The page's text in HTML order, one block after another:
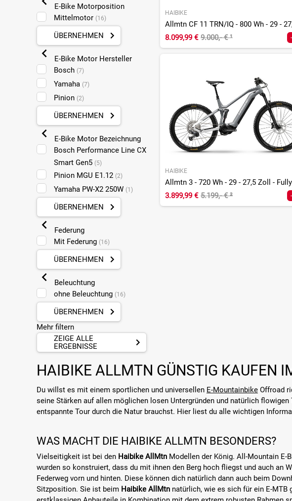
E-Bike Motorposition
Mittelmotor (16)
ÜBERNEHMEN
E-Bike Motor Hersteller
Bosch (7)
Yamaha (7)
Pinion (2)
ÜBERNEHMEN
E-Bike Motor Bezeichnung
Bosch Performance Line CX
Smart Gen5 (5)
Pinion MGU E1.12 (2)
Yamaha PW-X2 250W (1)
ÜBERNEHMEN
Federung
Mit Federung (16)
ÜBERNEHMEN
Beleuchtung
ohne Beleuchtung (16)
ÜBERNEHMEN
Mehr filtern
ZEIGE ALLE
ERGEBNISSE
HAIBIKE
8.099,99 € 9.000,- €¹
HAIBIKE
Allmtn 3 - 720 Wh - 29 - 27,5 Zoll - Fully
3.899,99 € 5.199,- €²
HAIBIKE ALLMTN GÜNSTIG KAUFEN
Du willst es mit einem sportlichen und universellen E-MountainbikeOffroad
seine Stärken auf allen möglichen losen Untergründen und natürlich
entspannte Tour durch die Natur brauchst. Hier liest du alle wichtigen
WAS MACHT DIE HAIBIKE ALLMTN BESONDERS?
Vielseitigkeit ist bei den Haibike AllMtnModellen der König. All-Mountain E-
wurden so konstruiert, dass du mit ihnen den Berg hoch fliegst und auch an
Federweg vorn und hinten. Diese können dich natürlich dann auch beim
Sitzposition. Sie ist beim Haibike AllMtnnatürlich, wie es sich für ein E-MTB